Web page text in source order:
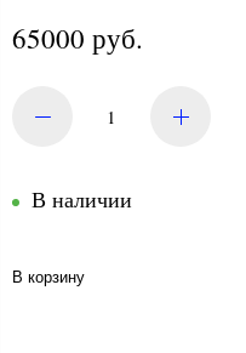
65000 руб.
В наличии
В корзину